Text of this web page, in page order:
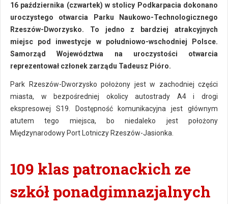
16 października (czwartek) w stolicy Podkarpacia dokonano
uroczystego otwarcia Parku Naukowo-Technologicznego
Rzeszów-Dworzysko. To jedno z bardziej atrakcyjnych
miejsc pod inwestycje w południowo-wschodniej Polsce.
Samorząd Województwa na uroczystości otwarcia
reprezentował członek zarządu Tadeusz Pióro.
Park Rzeszów-Dworzysko położony jest w zachodniej części
miasta, w bezpośredniej okolicy autostrady A4 i drogi
ekspresowej S19. Dostępność komunikacyjna jest głównym
atutem tego miejsca, bo niedaleko jest położony
Międzynarodowy Port Lotniczy Rzeszów-Jasionka.
109 klas patronackich ze
szkół ponadgimnazjalnych